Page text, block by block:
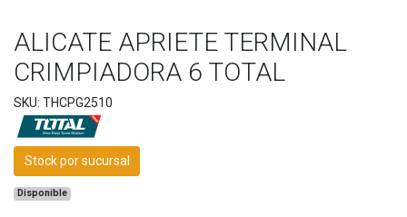
ALICATE APRIETE TERMINAL
CRIMPIADORA 6 TOTAL
SKU: THCPG2510
Stock por sucursal
Disponible